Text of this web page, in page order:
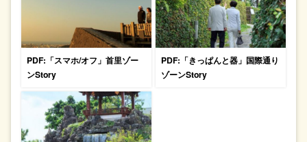
PDF:「スマホ/オフ」首里ゾー
ンStory
PDF:「きっぱんと器」国際通り
ゾーンStory